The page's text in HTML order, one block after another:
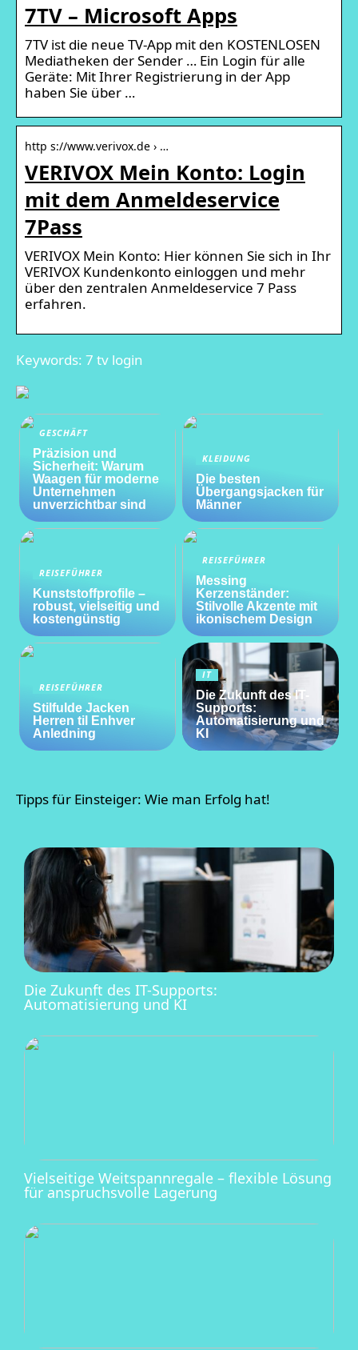
7TV – Microsoft Apps
7TV ist die neue TV-App mit den KOSTENLOSEN
Mediatheken der Sender … Ein Login für alle
Geräte: Mit Ihrer Registrierung in der App
haben Sie über …
http s://www.verivox.de › …
VERIVOX Mein Konto: Login
mit dem Anmeldeservice
7Pass
VERIVOX Mein Konto: Hier können Sie sich in Ihr
VERIVOX Kundenkonto einloggen und mehr
über den zentralen Anmeldeservice 7 Pass
erfahren.
Keywords: 7 tv login
GESCHÄFT
Präzision und
Sicherheit: Warum
Waagen für moderne
Unternehmen
unverzichtbar sind
KLEIDUNG
Die besten
Übergangsjacken für
Männer
REISEFÜHRER
Kunststoffprofile –
robust, vielseitig und
kostengünstig
REISEFÜHRER
Messing
Kerzenständer:
Stilvolle Akzente mit
ikonischem Design
REISEFÜHRER
Stilfulde Jacken
Herren til Enhver
Anledning
IT
Die Zukunft des IT-
Supports:
Automatisierung und
KI
Tipps für Einsteiger: Wie man Erfolg hat!
Die Zukunft des IT-Supports:
Automatisierung und KI
Vielseitige Weitspannregale – flexible Lösung
für anspruchsvolle Lagerung